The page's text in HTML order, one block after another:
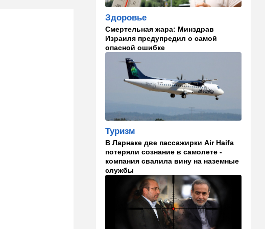
18:10 В мире
Схватилась за нож и пошла
атака в центре Лондона
17:25 Общество
"Я психиатрический" —
подозреваемый в убийстве
адвоката жалуется на
полицейских
17:18 В мире
кроме России?" Опасный
инцидент в немецком
аэропорту
16:21 Израиль
Арнона под прицелом:
требование прекратить
финансирование
уклонистов через
муниципалитеты
Здоровье
Смертельная жара: Минздрав
Израиля предупредил о самой
опасной ошибке
Туризм
В Ларнаке две пассажирки Air Haifa
потеряли сознание в самолете -
компания свалила вину на наземные
службы